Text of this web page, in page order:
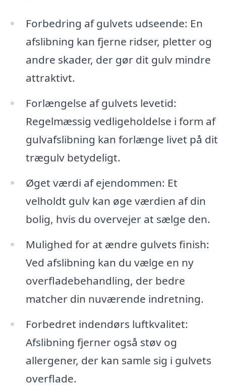
Forbedring af gulvets udseende: En
afslibning kan fjerne ridser, pletter og
andre skader, der gør dit gulv mindre
attraktivt.
Forlængelse af gulvets levetid:
Regelmæssig vedligeholdelse i form af
gulvafslibning kan forlænge livet på dit
trægulv betydeligt.
Øget værdi af ejendommen: Et
velholdt gulv kan øge værdien af din
bolig, hvis du overvejer at sælge den.
Mulighed for at ændre gulvets finish:
Ved afslibning kan du vælge en ny
overfladebehandling, der bedre
matcher din nuværende indretning.
Forbedret indendørs luftkvalitet:
Afslibning fjerner også støv og
allergener, der kan samle sig i gulvets
overflade.